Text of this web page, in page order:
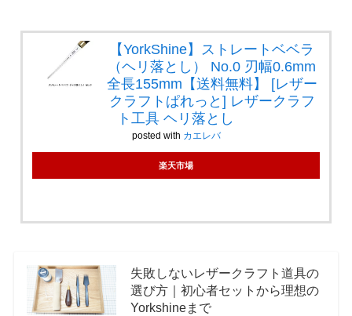
【YorkShine】ストレートベベラ
（ヘリ落とし） No.0 刃幅0.6mm
全長155mm【送料無料】 [レザー
クラフトぱれっと] レザークラフ
ト工具 ヘリ落とし
posted with カエレバ
楽天市場
失敗しないレザークラフト道具の
選び方｜初心者セットから理想の
Yorkshineまで